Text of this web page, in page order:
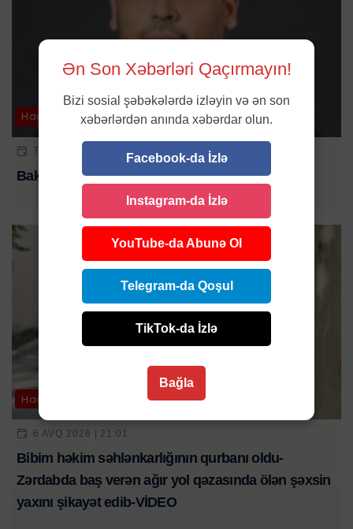
Hadisə
7 AVQ 2026 | 12:14
Bakıda gənc bankir evində ölü tapıldı
Hadisə
6 AVQ 2026 | 21:01
Bibim həkim səhlənkarlığının qurbanı oldu-
Zərdabda baş verən ağır yol qəzasında ölən şəxsin
yaxını şikayət edib-VİDEO
Ən Son Xəbərləri Qaçırmayın!
Bizi sosial şəbəkələrdə izləyin və ən son
xəbərlərdən anında xəbərdar olun.
Facebook-da İzlə
Instagram-da İzlə
YouTube-da Abunə Ol
Telegram-da Qoşul
TikTok-da İzlə
Bağla